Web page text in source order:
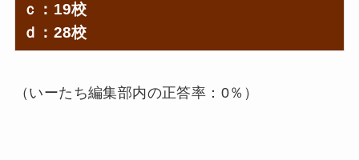
ｃ：19校
ｄ：28校
（いーたち編集部内の正答率：0％）